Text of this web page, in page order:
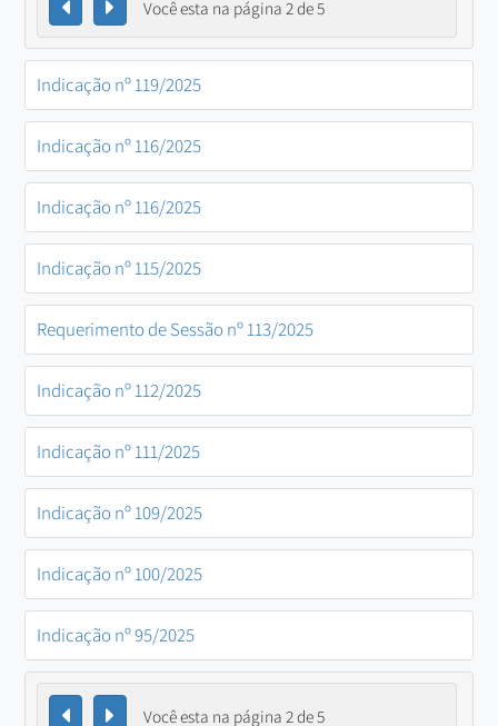
Você esta na página 2 de 5
Indicação nº 119/2025
Indicação nº 116/2025
Indicação nº 116/2025
Indicação nº 115/2025
Requerimento de Sessão nº 113/2025
Indicação nº 112/2025
Indicação nº 111/2025
Indicação nº 109/2025
Indicação nº 100/2025
Indicação nº 95/2025
Você esta na página 2 de 5